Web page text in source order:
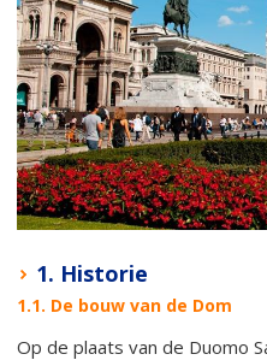
1. Historie
1.1. De bouw van de Dom
Op de plaats van de Duomo